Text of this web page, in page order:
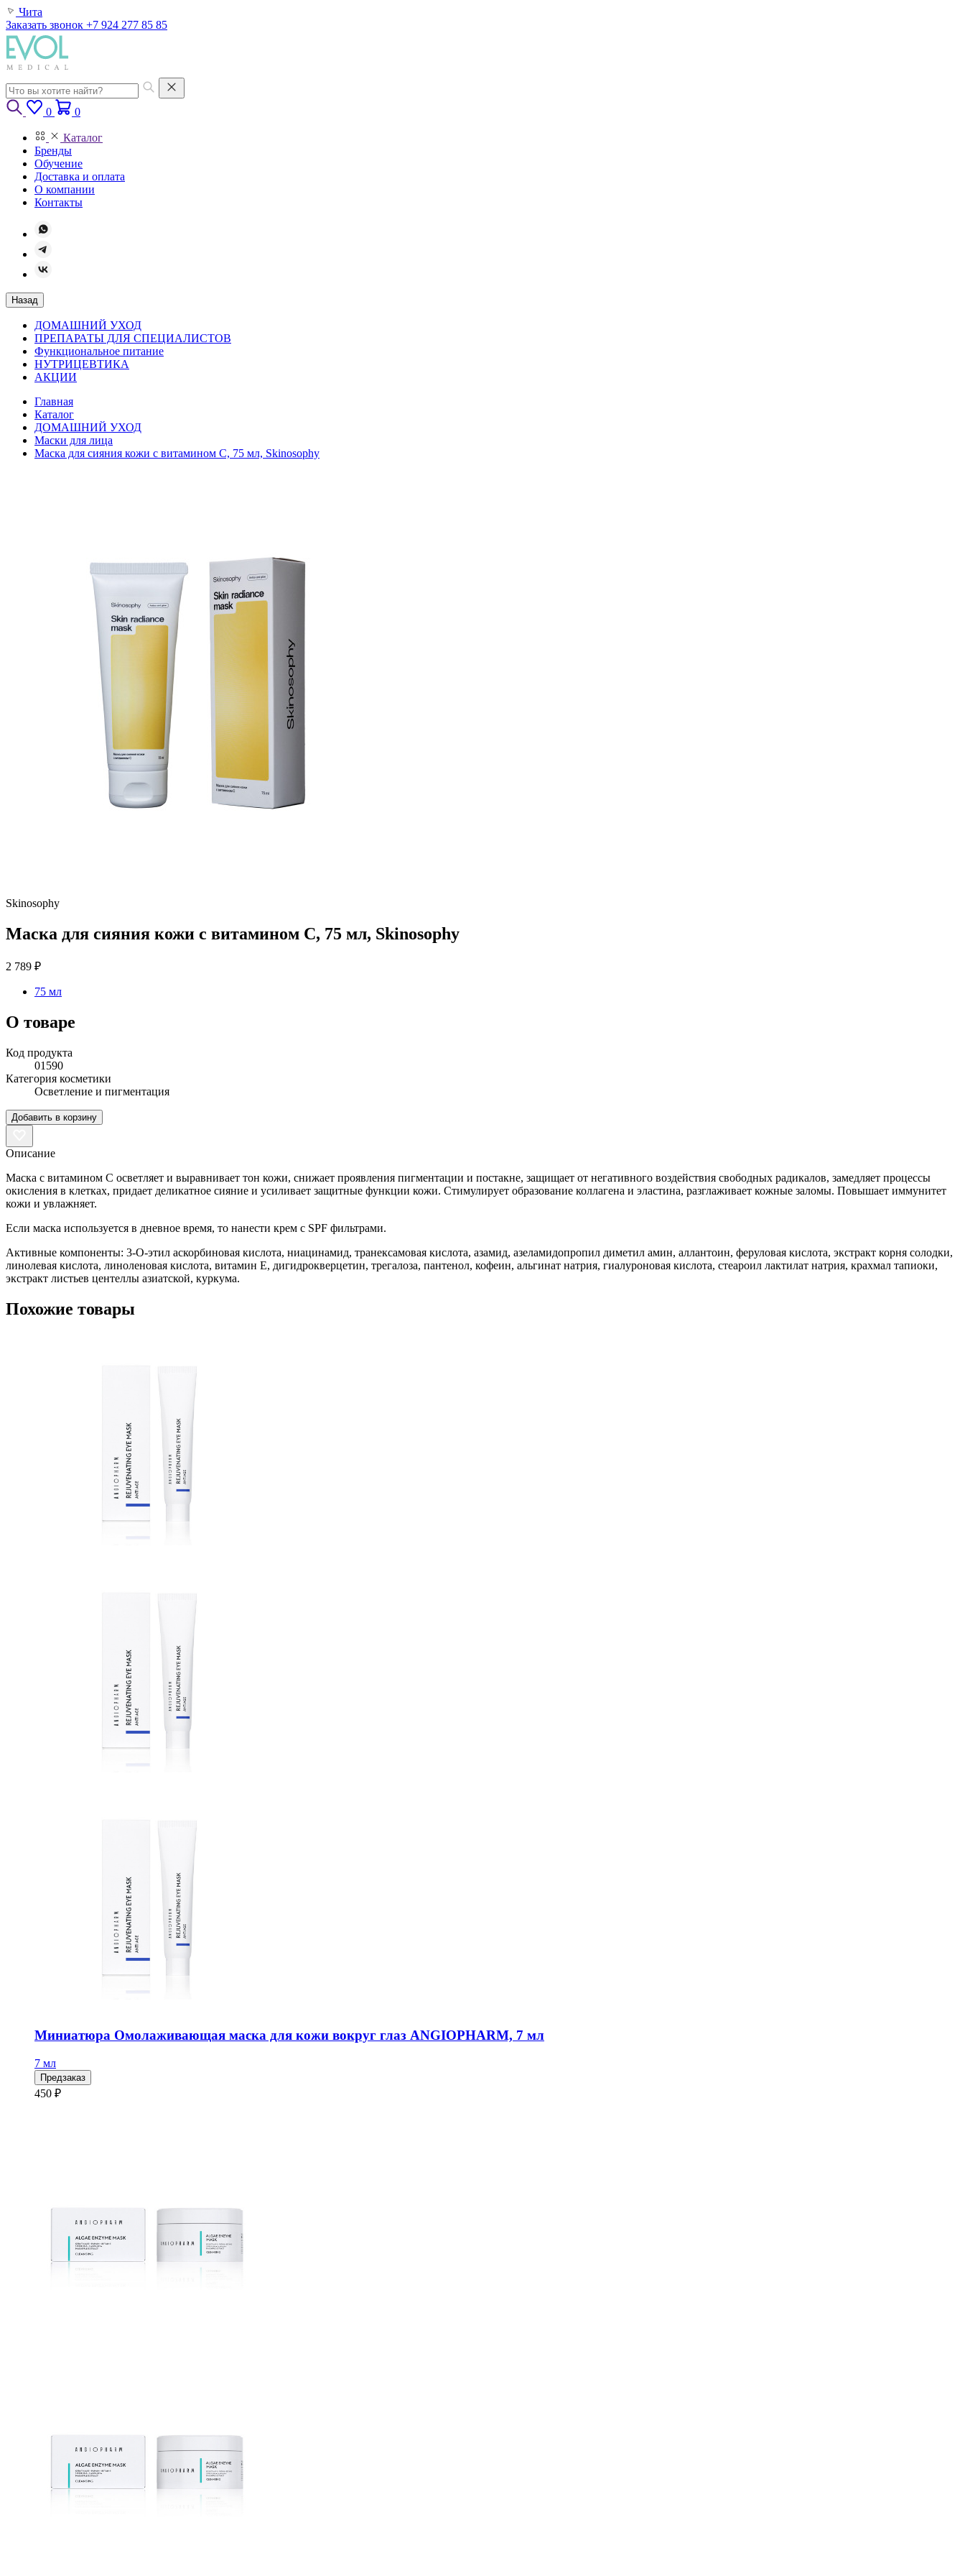
Чита
Заказать звонок +7 924 277 85 85
0 0
Каталог
Бренды
Обучение
Доставка и оплата
О компании
Контакты
Назад
ДОМАШНИЙ УХОД
ПРЕПАРАТЫ ДЛЯ СПЕЦИАЛИСТОВ
Функциональное питание
НУТРИЦЕВТИКА
АКЦИИ
Главная
Каталог
ДОМАШНИЙ УХОД
Маски для лица
Маска для сияния кожи с витамином С, 75 мл, Skinosophy
Skinosophy
Маска для сияния кожи с витамином С, 75 мл, Skinosophy
2 789 ₽
75 мл
О товаре
Код продукта
01590
Категория косметики
Осветление и пигментация
Добавить в корзину
Описание
Маска с витамином С осветляет и выравнивает тон кожи, снижает проявления пигментации и постакне, защищает от негативного воздействия свободных радикалов, замедляет процессы
окисления в клетках, придает деликатное сияние и усиливает защитные функции кожи. Стимулирует образование коллагена и эластина, разглаживает кожные заломы. Повышает иммунитет
кожи и увлажняет.
Если маска используется в дневное время, то нанести крем с SPF фильтрами.
Активные компоненты: 3-О-этил аскорбиновая кислота, ниацинамид, транексамовая кислота, азамид, азеламидопропил диметил амин, аллантоин, феруловая кислота, экстракт корня солодки,
линолевая кислота, линоленовая кислота, витамин Е, дигидрокверцетин, трегалоза, пантенол, кофеин, альгинат натрия, гиалуроновая кислота, стеароил лактилат натрия, крахмал тапиоки,
экстракт листьев центеллы азиатской, куркума.
Похожие товары
Миниатюра Омолаживающая маска для кожи вокруг глаз ANGIOPHARM, 7 мл
7 мл
Предзаказ
450 ₽